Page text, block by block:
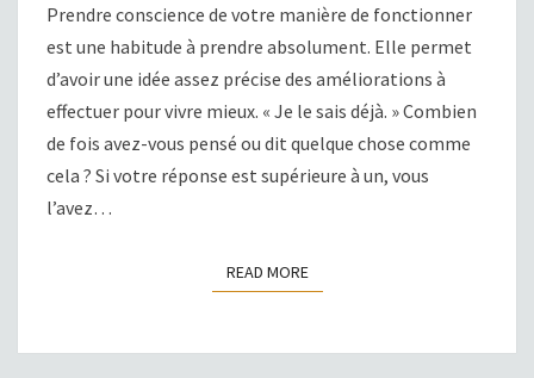
Prendre conscience de votre manière de fonctionner
est une habitude à prendre absolument. Elle permet
d’avoir une idée assez précise des améliorations à
effectuer pour vivre mieux. « Je le sais déjà. » Combien
de fois avez-vous pensé ou dit quelque chose comme
cela ? Si votre réponse est supérieure à un, vous
l’avez…
READ MOREREAD MORE